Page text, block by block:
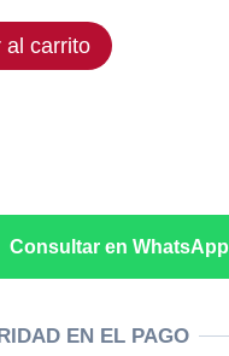
al carrito
Consultar en WhatsApp
EN EL PAGO